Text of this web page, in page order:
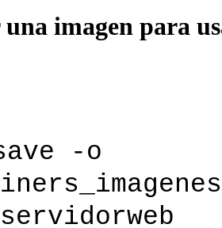
imagen para
-o